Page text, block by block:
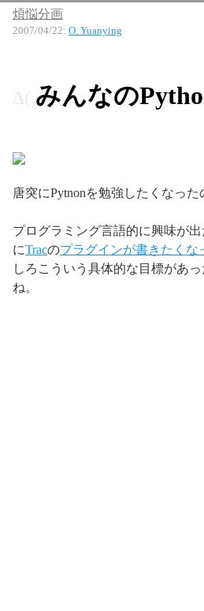
煩悩分画
2007/04/22: O. Yuanying
みんなの
唐突にPytnonを勉強したくなった
プログラミング言語的に興味が
にTracのプラグインが書きたくな
しろこういう具体的な目標があ
ね。